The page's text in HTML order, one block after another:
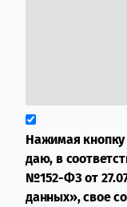
Нажимая
даю, в
№152-ФЗ от
данных», свое